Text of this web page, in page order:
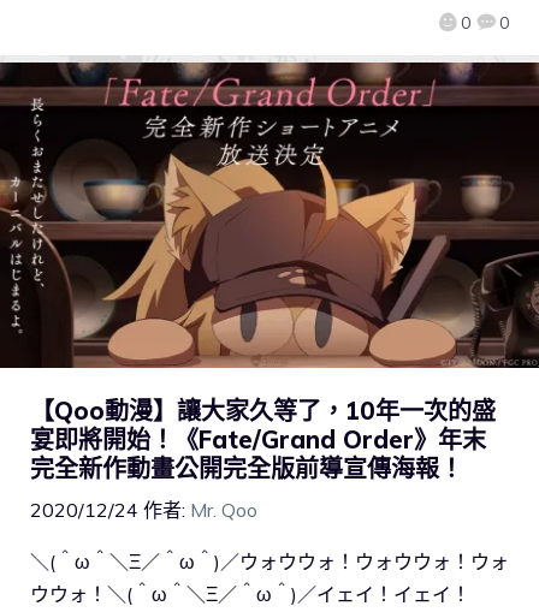
0 0
【Qoo動漫】讓大家久等了，10年一次的盛
宴即將開始！《Fate/Grand Order》年末
完全新作動畫公開完全版前導宣傳海報！
2020/12/24 作者: Mr. Qoo
＼(＾ω＾＼Ξ／＾ω＾)／ウォウウォ！ウォウウォ！ウォ
ウウォ！＼(＾ω＾＼Ξ／＾ω＾)／イェイ！イェイ！